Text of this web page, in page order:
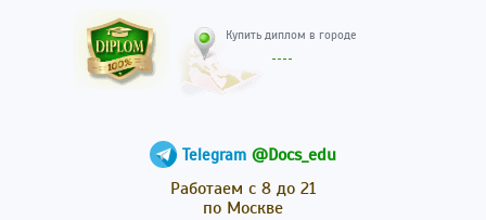
Telegram @Docs_edu
Работаем с 8 до 21
по Москве